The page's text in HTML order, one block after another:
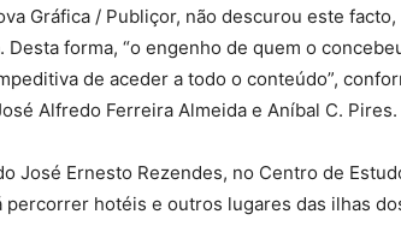
Gráfica / Publiçor, não descurou este
forma, “o engenho de quem o
de aceder a todo o conteúdo”,
Alfredo Ferreira Almeida e Aníbal C. Pires.
José Ernesto Rezendes, no Centro de
percorrer hotéis e outros lugares das ilhas